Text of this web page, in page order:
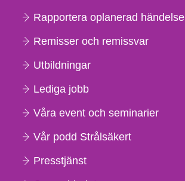
Rapportera oplanerad händelse
Remisser och remissvar
Utbildningar
Lediga jobb
Våra event och seminarier
Vår podd Strålsäkert
Presstjänst